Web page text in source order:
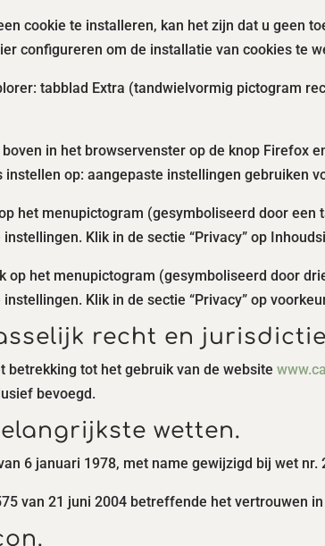
cookie te installeren, kan het zijn dat u geen
configureren om de installatie van cookies te
tabblad Extra (tandwielvormig pictogram
in het browservenster op de knop Firefox
instellen op: aangepaste instellingen gebruiken
het menupictogram (gesymboliseerd door
Klik in de sectie “Privacy” op
op het menupictogram (gesymboliseerd door
Klik in de sectie “Privacy” op
recht en
betrekking tot het gebruik van de website
bevoegd.
wetten.
6 januari 1978, met name gewijzigd bij wet
van 21 juni 2004 betreffende het vertrouwen